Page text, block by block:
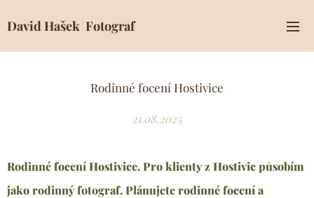
David Hašek Fotograf
Rodinné focení Hostivice
21.08.2025
Rodinné focení Hostivice. Pro klienty z Hostivicpůsobím
jako rodinný fotograf. Plánujete rodinné focení a